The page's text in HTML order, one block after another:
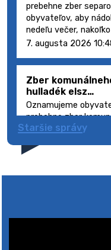
prebehne zber
obyvateľov, aby
nedeľu večer,
7. augusta 2026
Zber
hulladék elsz…
Oznamujeme
prebehne zber
obyvateľov, aby
5. augusta 2026 08:41
Staršie správy